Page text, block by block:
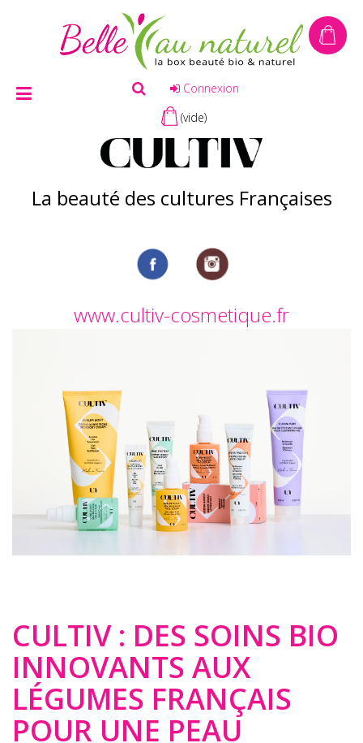
Connexion
(vide)
La beauté des cultures Françaises
www.cultiv-cosmetique.fr
CULTIV : DES SOINS BIO
INNOVANTS AUX
LÉGUMES FRANÇAIS
POUR UNE PEAU